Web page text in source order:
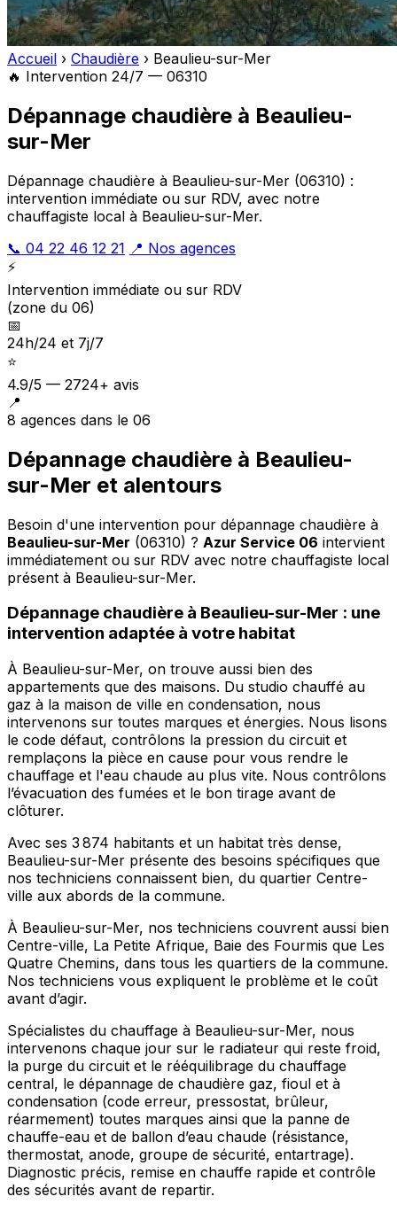
Accueil › Chaudière › Beaulieu-sur-Mer
🔥 Intervention 24/7 — 06310
Dépannage chaudière à Beaulieu-
sur-Mer
Dépannage chaudière à Beaulieu-sur-Mer (06310) :
intervention immédiate ou sur RDV, avec notre
chauffagiste local à Beaulieu-sur-Mer.
📞 04 22 46 12 21 📍 Nos agences
⚡
Intervention immédiate ou sur RDV
(zone du 06)
📅
24h/24 et 7j/7
⭐
4.9/5 — 2724+ avis
📍
8 agences dans le 06
Dépannage chaudière à Beaulieu-
sur-Mer et alentours
Besoin d'une intervention pour dépannage chaudière à
Beaulieu-sur-Mer (06310) ? Azur Service 06 intervient
immédiatement ou sur RDV avec notre chauffagiste local
présent à Beaulieu-sur-Mer.
Dépannage chaudière à Beaulieu-sur-Mer : une
intervention adaptée à votre habitat
À Beaulieu-sur-Mer, on trouve aussi bien des
appartements que des maisons. Du studio chauffé au
gaz à la maison de ville en condensation, nous
intervenons sur toutes marques et énergies. Nous lisons
le code défaut, contrôlons la pression du circuit et
remplaçons la pièce en cause pour vous rendre le
chauffage et l'eau chaude au plus vite. Nous contrôlons
l’évacuation des fumées et le bon tirage avant de
clôturer.
Avec ses 3 874 habitants et un habitat très dense,
Beaulieu-sur-Mer présente des besoins spécifiques que
nos techniciens connaissent bien, du quartier Centre-
ville aux abords de la commune.
À Beaulieu-sur-Mer, nos techniciens couvrent aussi bien
Centre-ville, La Petite Afrique, Baie des Fourmis que Les
Quatre Chemins, dans tous les quartiers de la commune.
Nos techniciens vous expliquent le problème et le coût
avant d’agir.
Spécialistes du chauffage à Beaulieu-sur-Mer, nous
intervenons chaque jour sur le radiateur qui reste froid,
la purge du circuit et le rééquilibrage du chauffage
central, le dépannage de chaudière gaz, fioul et à
condensation (code erreur, pressostat, brûleur,
réarmement) toutes marques ainsi que la panne de
chauffe-eau et de ballon d’eau chaude (résistance,
thermostat, anode, groupe de sécurité, entartrage).
Diagnostic précis, remise en chauffe rapide et contrôle
des sécurités avant de repartir.